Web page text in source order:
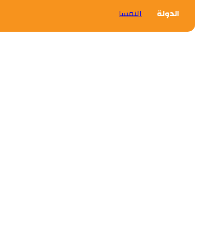
الدولة النمسا